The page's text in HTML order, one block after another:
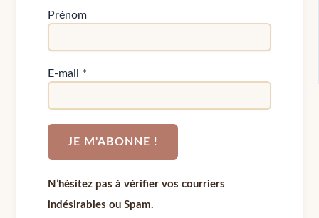
Prénom
E-mail *
N’hésitez pas à vérifier vos courriers
indésirables ou Spam.